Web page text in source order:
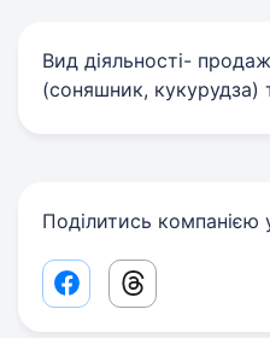
Вид діяльності-
(соняшник, кукурудза)
Поділитись
Facebook share link
Threads share